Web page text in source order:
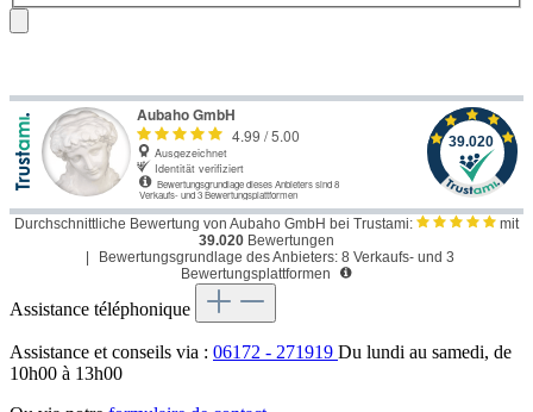
Durchschnittliche Bewertung von Aubaho GmbH bei Trustami:
mit
39.020 Bewertungen
|
Bewertungsgrundlage des Anbieters: 8 Verkaufs- und 3
Bewertungsplattformen
Assistance téléphonique
Assistance et conseils via : 06172 - 271919 Du lundi au samedi, de
10h00 à 13h00